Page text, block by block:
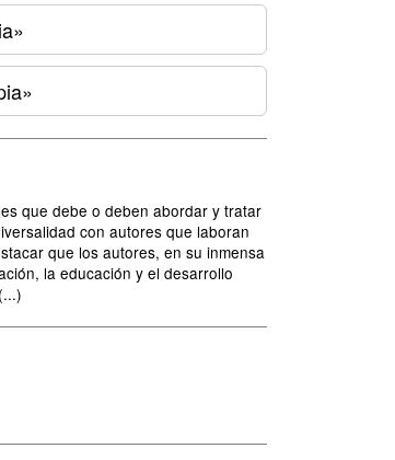
que debe o deben abordar y tratar
con autores que laboran
que los autores, en su inmensa
la educación y el desarrollo